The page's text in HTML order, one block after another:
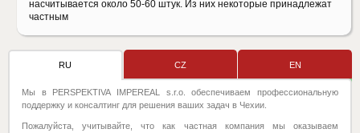
насчитывается около 50-60 штук. Из них некоторые принадлежат
частным
RU CZ EN
Мы в PERSPEKTIVA IMPEREAL s.r.o. обеспечиваем профессиональную
поддержку и консалтинг для решения ваших задач в Чехии.
Пожалуйста, учитывайте, что как частная компания мы оказываем